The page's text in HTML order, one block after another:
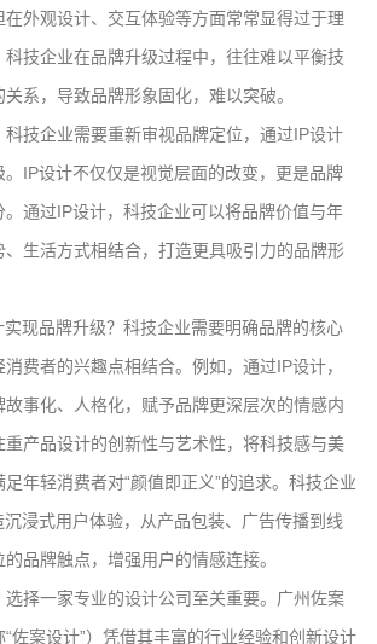
在外观设计、交互体验等方面常常显得过于理
技企业在品牌升级过程中，往往难以平衡技
系，导致品牌形象固化，难以突破。
科技企业需要重新审视品牌定位，通过IP设计
。IP设计不仅仅是视觉层面的改变，更是品牌
。通过IP设计，科技企业可以将品牌价值与年
生活方式相结合，打造更具吸引力的品牌形
现品牌升级？科技企业需要明确品牌的核心
费者的兴趣点相结合。例如，通过IP设计，
事化、人格化，赋予品牌更深层次的情感内
重产品设计的创新性与艺术性，将科技感与美
年轻消费者对“颜值即正义”的追求。科技企业
浸式用户体验，从产品包装、广告传播到线
品牌触点，增强用户的情感连接。
选择一家专业的设计公司至关重要。广州佐案
佐案设计”）凭借其丰富的行业经验和创新设计